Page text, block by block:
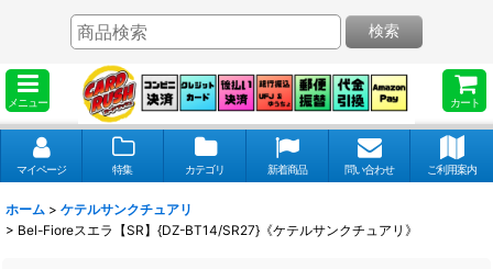
メニュー カート
検索
マイページ 特集 カテゴリ 新着商品 問い合わせ ご利用案内
ホーム > ケテルサンクチュアリ
> Bel-Fioreスエラ【SR】{DZ-BT14/SR27}《ケテルサンクチュアリ》